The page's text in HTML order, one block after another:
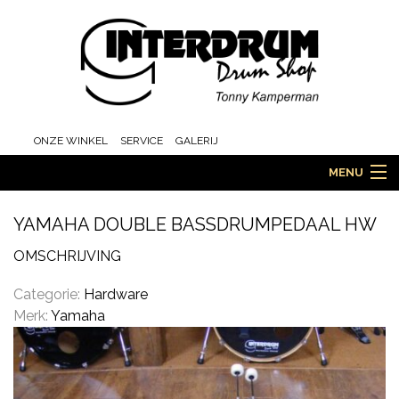
ONZE WINKEL SERVICE GALERIJ
MENU
HOME
DRUMS
ORCHESTRA EN MARCHING
YAMAHA DOUBLE BASSDRUMPEDAAL HW
OMSCHRIJVING
Categorie: Hardware
Merk: Yamaha